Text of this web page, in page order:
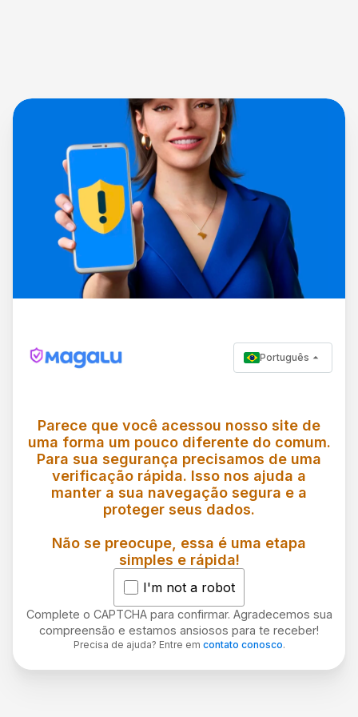
Português
Parece que você acessou nosso site de
uma forma um pouco diferente do comum.
Para sua segurança precisamos de uma
verificação rápida. Isso nos ajuda a
manter a sua navegação segura e a
proteger seus dados.
Não se preocupe, essa é uma etapa
simples e rápida!
I'm not a robot
Complete o CAPTCHA para confirmar. Agradecemos sua
compreensão e estamos ansiosos para te receber!
Precisa de ajuda? Entre em contato conosco.